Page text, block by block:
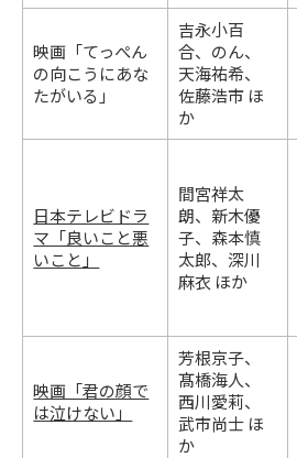
映画「てっぺん
の向こうにあな
たがいる」
吉永小百
合、のん、
天海祐希、
佐藤浩市 ほ
か
日本テレビドラ
マ「良いこと悪
いこと」
間宮祥太
朗、新木優
子、森本慎
太郎、深川
麻衣 ほか
映画「君の顔で
は泣けない」
芳根京子、
髙橋海人、
西川愛莉、
武市尚士 ほ
か